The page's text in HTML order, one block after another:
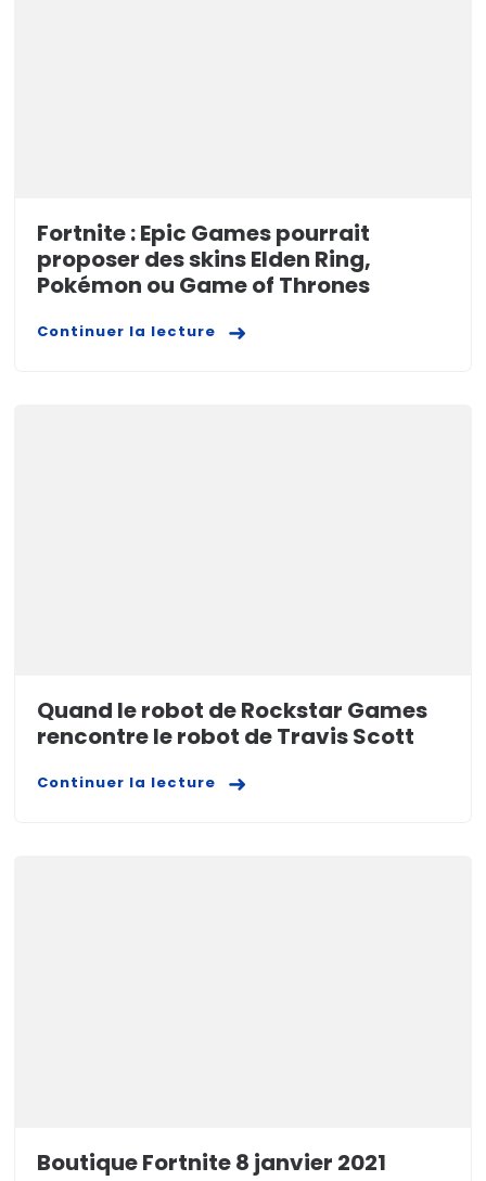
Fortnite : Epic Games pourrait
proposer des skins Elden Ring,
Pokémon ou Game of Thrones
Continuer la lecture
Quand le robot de Rockstar Games
rencontre le robot de Travis Scott
Continuer la lecture
Boutique Fortnite 8 janvier 2021